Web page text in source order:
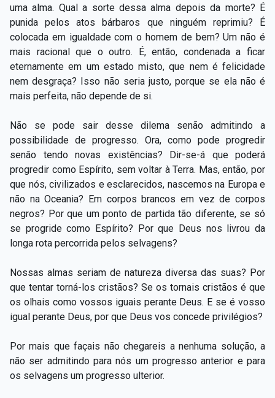
uma alma. Qual a sorte dessa alma depois da morte? É
punida pelos atos bárbaros que ninguém reprimiu? É
colocada em igualdade com o homem de bem? Um não é
mais racional que o outro. É, então, condenada a ficar
eternamente em um estado misto, que nem é felicidade
nem desgraça? Isso não seria justo, porque se ela não é
mais perfeita, não depende de si.
Não se pode sair desse dilema senão admitindo a
possibilidade de progresso. Ora, como pode progredir
senão tendo novas existências? Dir-se-á que poderá
progredir como Espírito, sem voltar à Terra. Mas, então, por
que nós, civilizados e esclarecidos, nascemos na Europa e
não na Oceania? Em corpos brancos em vez de corpos
negros? Por que um ponto de partida tão diferente, se só
se progride como Espírito? Por que Deus nos livrou da
longa rota percorrida pelos selvagens?
Nossas almas seriam de natureza diversa das suas? Por
que tentar torná-los cristãos? Se os tornais cristãos é que
os olhais como vossos iguais perante Deus. E se é vosso
igual perante Deus, por que Deus vos concede privilégios?
Por mais que façais não chegareis a nenhuma solução, a
não ser admitindo para nós um progresso anterior e para
os selvagens um progresso ulterior.